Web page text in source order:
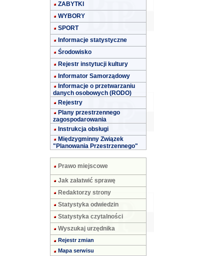
ZABYTKI
WYBORY
SPORT
Informacje statystyczne
Środowisko
Rejestr instytucji kultury
Informator Samorządowy
Informacje o przetwarzaniu
danych osobowych (RODO)
Rejestry
Plany przestrzennego
zagospodarowania
Instrukcja obsługi
Międzygminny Związek
"Planowania Przestrzennego"
Prawo miejscowe
Jak załatwić sprawę
Redaktorzy strony
Statystyka odwiedzin
Statystyka czytalności
Wyszukaj urzędnika
Rejestr zmian
Mapa serwisu